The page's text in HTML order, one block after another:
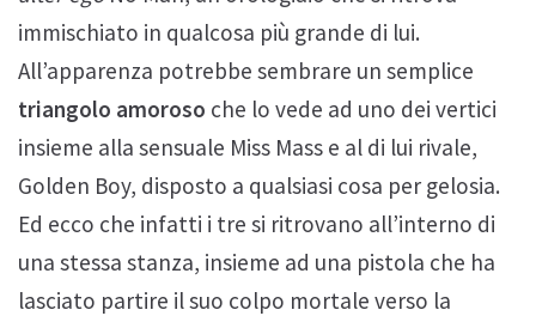
immischiato in qualcosa più grande di lui.
All’apparenza potrebbe sembrare un semplice
triangolo amoroso che lo vede ad uno dei vertici
insieme alla sensuale Miss Mass e al di lui rivale,
Golden Boy, disposto a qualsiasi cosa per gelosia.
Ed ecco che infatti i tre si ritrovano all’interno di
una stessa stanza, insieme ad una pistola che ha
lasciato partire il suo colpo mortale verso la